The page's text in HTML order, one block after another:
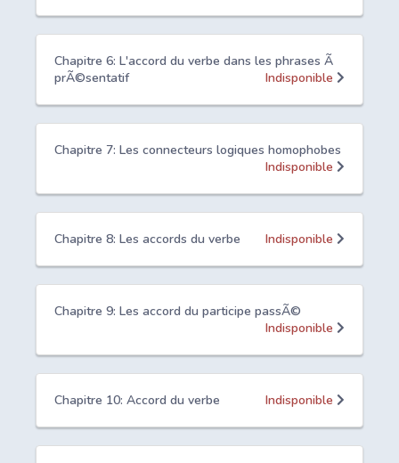
Chapitre 6: L'accord du verbe dans les phrases Ã
prÃ©sentatif
Indisponible
Chapitre 7: Les connecteurs logiques homophobes
Indisponible
Chapitre 8: Les accords du verbe Indisponible
Chapitre 9: Les accord du participe passÃ©
Indisponible
Chapitre 10: Accord du verbe Indisponible